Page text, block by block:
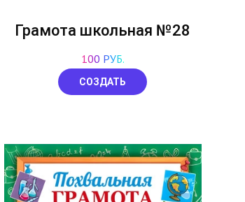
Грамота школьная №28
100 РУБ.
СОЗДАТЬ